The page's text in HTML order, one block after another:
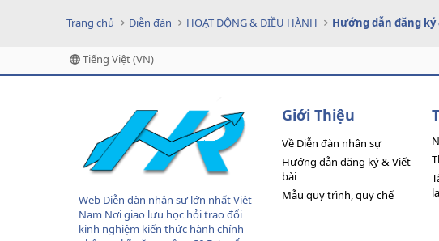
Trang chủ Diễn đàn HOẠT ĐỘNG & ĐIỀU HÀNH Hướng dẫn đăng ký
Tiếng Việt (VN)
Web Diễn đàn nhân sự lớn nhất Việt
Nam Nơi giao lưu học hỏi trao đổi
kinh nghiệm kiến thức hành chính
Giới Thiệu
Về Diễn đàn nhân sự
Hướng dẫn đăng ký & Viết
bài
Mẫu quy trình, quy chế